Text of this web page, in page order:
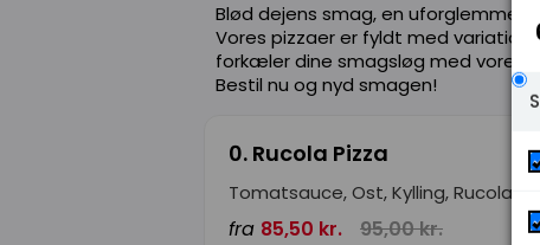
Blød dejens smag, en
Vores pizzaer er fyldt med
forkæler dine smagsløg med vores
Bestil nu og nyd smagen!
0. Rucola Pizza
Tomatsauce, Ost, Kylling, Rucola,
fra 85,50 kr. 95,00 kr.